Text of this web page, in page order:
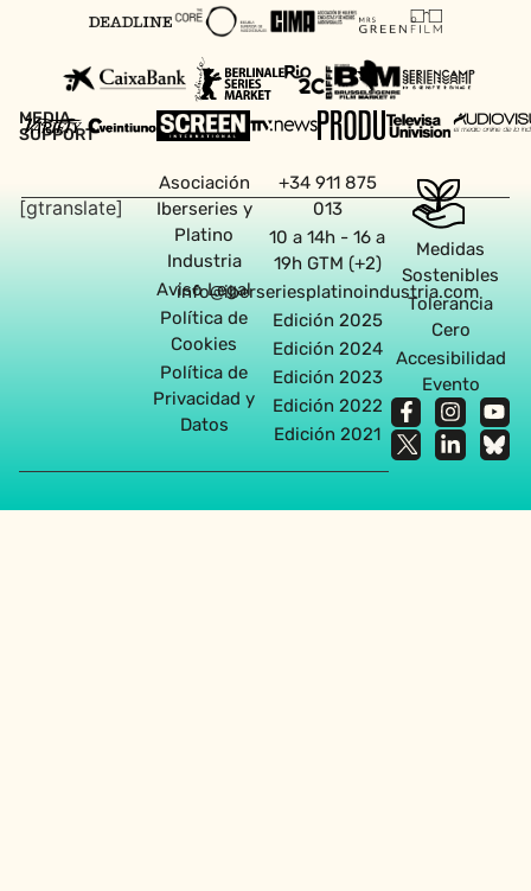
MEDIA
SUPPORT
[gtranslate]
Asociación
Iberseries y
Platino
Industria
Aviso Legal
Política de
Cookies
Política de
Privacidad y
Datos
+34 911 875
013
10 a 14h - 16 a
19h GTM (+2)
info@iberseriesplatinoindustria.com
Edición 2025
Edición 2024
Edición 2023
Edición 2022
Edición 2021
Medidas
Sostenibles
Tolerancia
Cero
Accesibilidad
Evento